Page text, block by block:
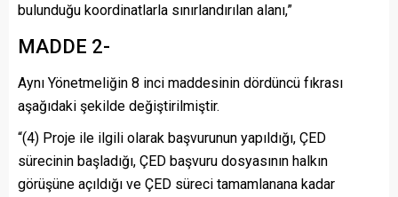
bulunduğu koordinatlarla sınırlandırılan alanı,”
MADDE 2-
Aynı Yönetmeliğin 8 inci maddesinin dördüncü fıkrası
aşağıdaki şekilde değiştirilmiştir.
“(4) Proje ile ilgili olarak başvurunun yapıldığı, ÇED
sürecinin başladığı, ÇED başvuru dosyasının halkın
görüşüne açıldığı ve ÇED süreci tamamlanana kadar